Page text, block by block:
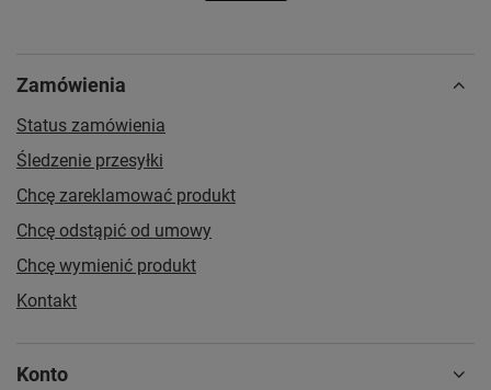
Zamówienia
Status zamówienia
Śledzenie przesyłki
Chcę zareklamować produkt
Chcę odstąpić od umowy
Chcę wymienić produkt
Kontakt
Konto